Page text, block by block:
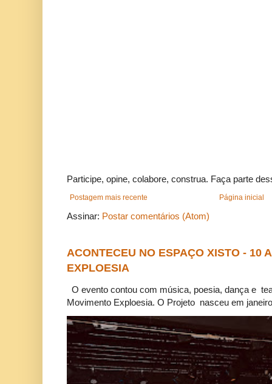
Participe, opine, colabore, construa. Faça parte
Postagem mais recente Página inicial
Assinar: Postar comentários (Atom)
ACONTECEU NO ESPAÇO XISTO - 10
EXPLOESIA
O evento contou com música, poesia, dança e
Movimento Exploesia. O Projeto nasceu em